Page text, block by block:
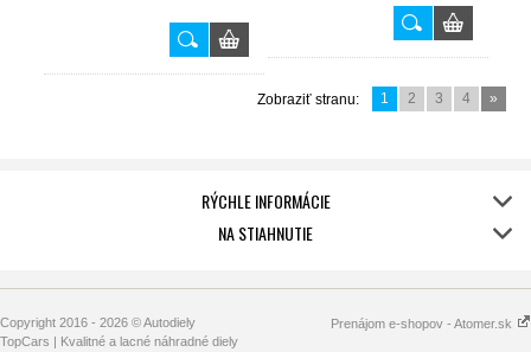
Zobraziť stranu: 1 2 3 4 »
RÝCHLE INFORMÁCIE
NA STIAHNUTIE
Copyright 2016 - 2026 © Autodiely
TopCars | Kvalitné a lacné náhradné diely
Prenájom e-shopov - Atomer.sk